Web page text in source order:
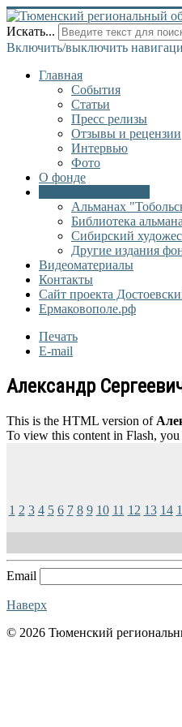
Искать...
Включить/выключить
Главная
События
Статьи
Пресс релизы
Отзывы и рецензии
Интервью
Фото
О фонде
Альманах
Библиотека
Сибирский
Другие издания
Видеоматериалы
Контакты
Сайт проекта
Ермаковополе.рф
Печать
E-mail
Александр
This is the HTML version of
To view this content in Flash,
1 2 3 4 5 6 7 8 9 10 11 12 13 14
Email
Наверх
© 2026 Тюменский